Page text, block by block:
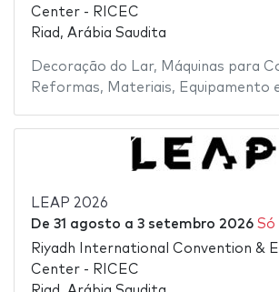
Center - RICEC
Riad, Arábia Saudita
Decoração do Lar, Máquinas para
Reformas, Materiais, Equipamento
LEAP 2026
De 31 agosto a 3 setembro 2026 Só
Riyadh International Convention &
Center - RICEC